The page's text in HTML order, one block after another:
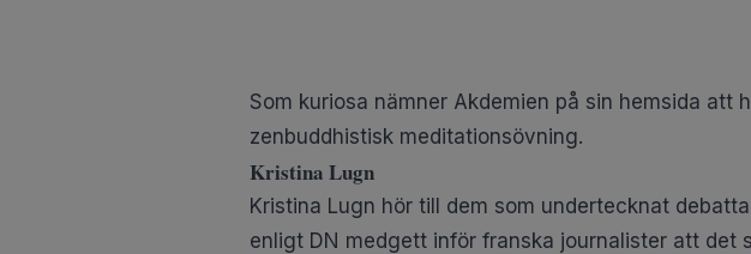
Som kuriosa nämner Akdemien på sin hemsida att
zenbuddhistisk meditationsövning.
Kristina Lugn
Kristina Lugn hör till dem som undertecknat
enligt DN medgett inför franska journalister att det